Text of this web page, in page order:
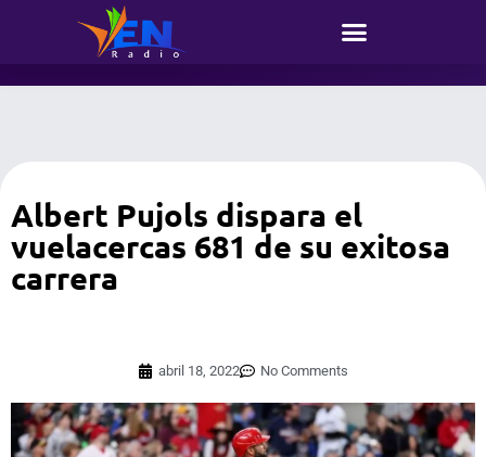
Albert Pujols dispara el
vuelacercas 681 de su exitosa
carrera
abril 18, 2022 No Comments